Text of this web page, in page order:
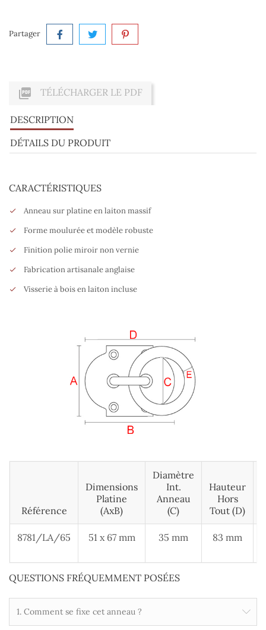
Partager
 TÉLÉCHARGER LE PDF
DESCRIPTION
DÉTAILS DU PRODUIT
CARACTÉRISTIQUES
Anneau sur platine en laiton massif
Forme moulurée et modèle robuste
Finition polie miroir non vernie
Fabrication artisanale anglaise
Visserie à bois en laiton incluse
Référence
Dimensions
Platine
(AxB)
Diamètre
Int.
Anneau
(C)
Hauteur
Hors
Tout (D)
8781/LA/65 51 x 67 mm 35 mm 83 mm
QUESTIONS FRÉQUEMMENT POSÉES
1. Comment se fixe cet anneau ?